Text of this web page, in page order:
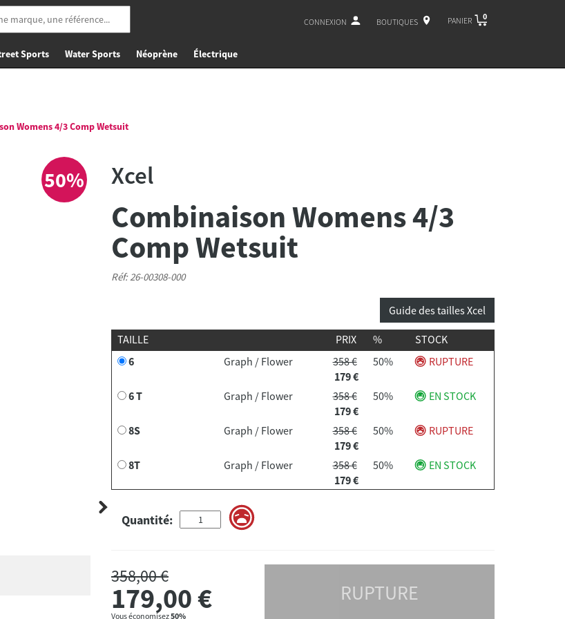
CONNEXION BOUTIQUES PANIER 0
Sports Water Sports Néoprène Électrique
Womens 4/3 Comp Wetsuit
50% Xcel
Combinaison Womens 4/3
Comp Wetsuit
Réf: 26-00308-000
Guide des tailles Xcel
TAILLE PRIX %
STOCK
6
Graph / Flower
358 €
179 €
50% RUPTURE
6 T Graph / Flower
358 €
179 €
50% EN STOCK
8S Graph / Flower
358 €
179 €
50% RUPTURE
8T Graph / Flower
358 €
179 €
50% EN STOCK
Quantité:
358,00 €
179,00€
Vous économisez50%
RUPTURE